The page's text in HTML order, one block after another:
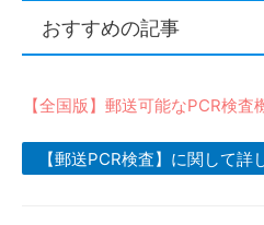
おすすめの記事
【全国版】郵送可能なPCR検査
【郵送PCR検査】に関して詳